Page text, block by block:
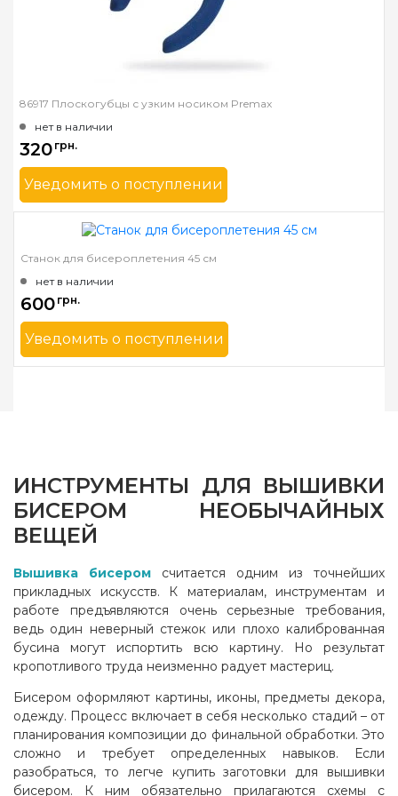
86917 Плоскогубцы с узким носиком Premax
нет в наличии
320 грн.
Уведомить о поступлении
Бренд
Premax
Страна-производитель
Станок для бисероплетения 45 см
нет в наличии
600 грн.
Уведомить о поступлении
Бренд
Mnogonitok
ИНСТРУМЕНТЫ ДЛЯ ВЫШИВКИ
БИСЕРОМ НЕОБЫЧАЙНЫХ
ВЕЩЕЙ
Вышивка бисером считается одним из точнейших
прикладных искусств. К материалам, инструментам и
работе предъявляются очень серьезные требования,
ведь один неверный стежок или плохо калиброванная
бусина могут испортить всю картину. Но результат
кропотливого труда неизменно радует мастериц.
Бисером оформляют картины, иконы, предметы декора,
одежду. Процесс включает в себя несколько стадий – от
планирования композиции до финальной обработки. Это
сложно и требует определенных навыков. Если
разобраться, то легче купить заготовки для вышивки
бисером. К ним обязательно прилагаются схемы с